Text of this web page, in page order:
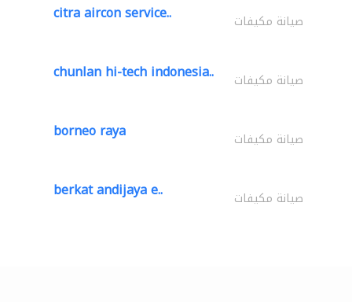
citra aircon service.. صيانة مكيفات
chunlan hi-tech indonesia.. صيانة مكيفات
borneo raya صيانة مكيفات
berkat andijaya e.. صيانة مكيفات